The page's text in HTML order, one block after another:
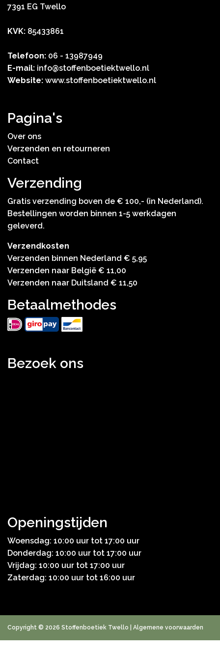
7391 EG Twello
KVK: 85433861
Telefoon: 06 - 13987949
E-mail: info@stoffenboetiektwello.nl
Website: www.stoffenboetiektwello.nl
Pagina's
Over ons
Verzenden en retourneren
Contact
Verzending
Gratis verzending boven de € 100,- (in Nederland).
Bestellingen worden binnen 1-5 werkdagen
geleverd.
Verzendkosten
Verzenden binnen Nederland € 5,95
Verzenden naar België € 11,00
Verzenden naar Duitsland € 11,50
Betaalmethodes
Bezoek ons
Openingstijden
Woensdag: 10:00 uur tot 17:00 uur
Donderdag: 10:00 uur tot 17:00 uur
Vrijdag: 10:00 uur tot 17:00 uur
Zaterdag: 10:00 uur tot 16:00 uur
Copyright © 2026 Stoffenboetiek Twello | Algemene voorwaarden